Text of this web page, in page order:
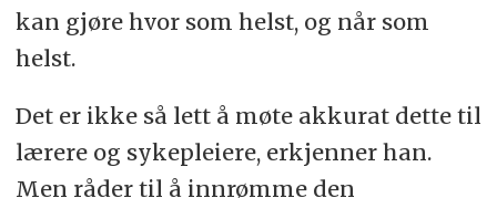
kan gjøre hvor som helst, og når som
helst.
Det er ikke så lett å møte akkurat dette til
lærere og sykepleiere, erkjenner han.
Men råder til å innrømme den